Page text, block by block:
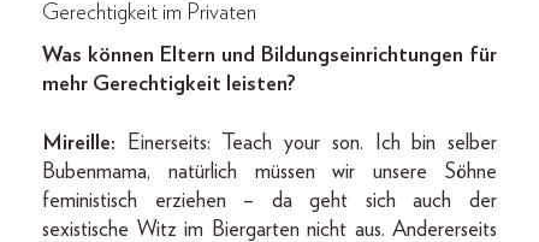
Gerechtigkeit im Privaten
Was können Eltern und Bildungseinrichtungen für
mehr Gerechtigkeit leisten?
Mireille: Einerseits: Teach your son. Ich bin selber
Bubenmama, natürlich müssen wir unsere Söhne
feministisch erziehen – da geht sich auch der
sexistische Witz im Biergarten nicht aus. Andererseits